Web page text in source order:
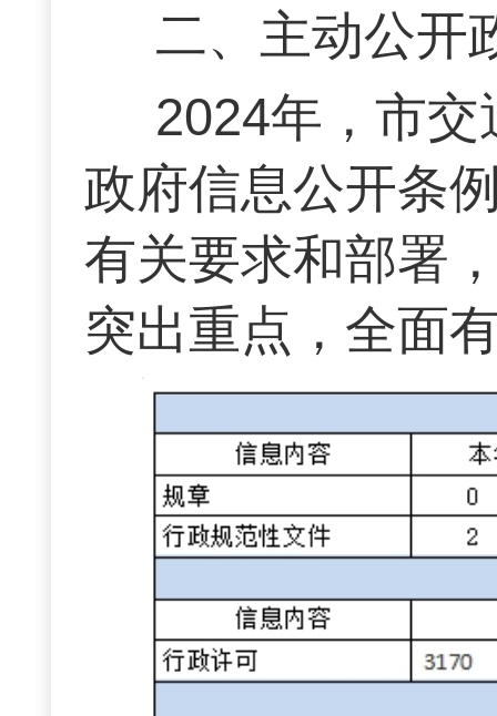
二、主动公开
2024年，市
政府信息公开条
有关要求和部署
突出重点，全面